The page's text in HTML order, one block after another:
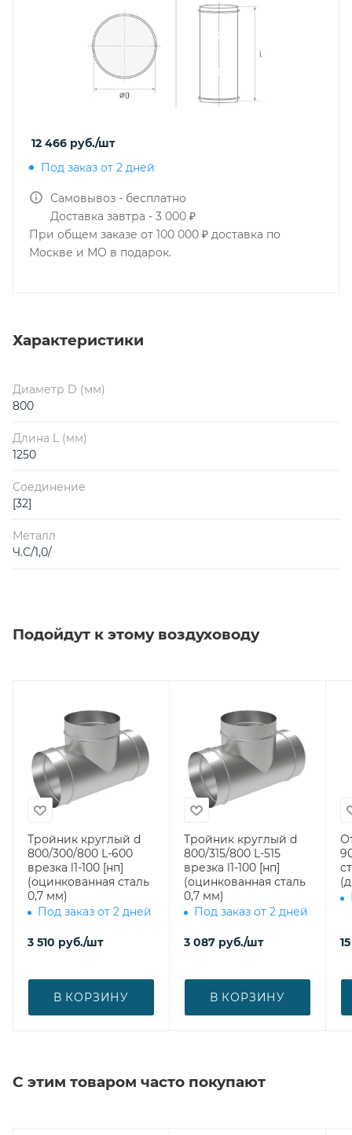
12 466 руб./шт
Под заказ от 2 дней
Самовывоз - бесплатно
Доставка завтра - 3 000 ₽
При общем заказе от 100 000 ₽ доставка по
Москве и МО в подарок.
Характеристики
Диаметр D (мм)
800
Длина L (мм)
1250
Соединение
[32]
Металл
Ч.С/1,0/
Подойдут к этому воздуховоду
Тройник круглый d
800/300/800 L-600
врезка l1-100 [нп]
(оцинкованная сталь
0,7 мм)
Под заказ от 2 дней
3 510 руб./шт
В КОРЗИНУ
Тройник круглый d
800/315/800 L-515
врезка l1-100 [нп]
(оцинкованная сталь
0,7 мм)
Под заказ от 2 дней
3 087 руб./шт
В КОРЗИНУ
С этим товаром часто покупают